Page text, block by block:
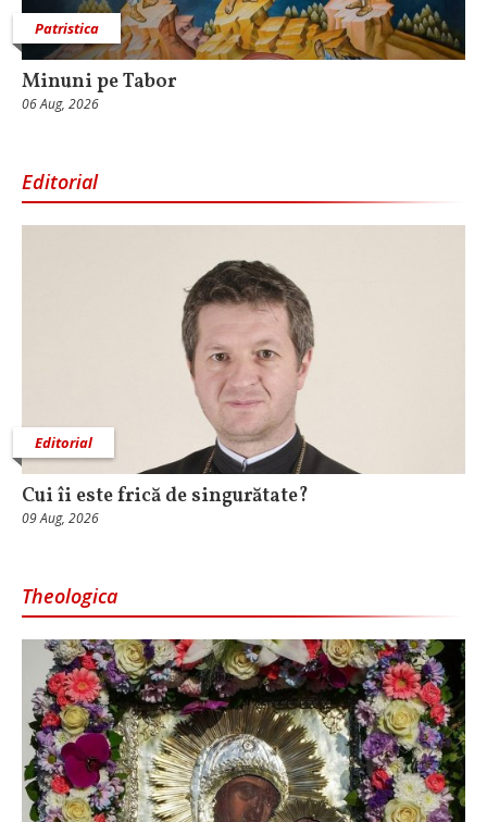
Patristica
Minuni pe Tabor
06 Aug, 2026
Editorial
Editorial
Cui îi este frică de singurătate?
09 Aug, 2026
Theologica